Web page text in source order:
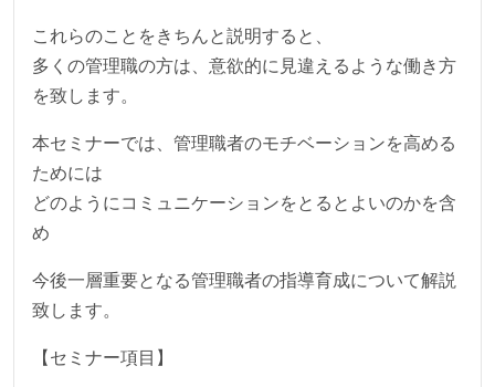
これらのことをきちんと説明すると、
多くの管理職の方は、意欲的に見違えるような働き方
を致します。
本セミナーでは、管理職者のモチベーションを高める
ためには
どのようにコミュニケーションをとるとよいのかを含
め
今後一層重要となる管理職者の指導育成について解説
致します。
【セミナー項目】